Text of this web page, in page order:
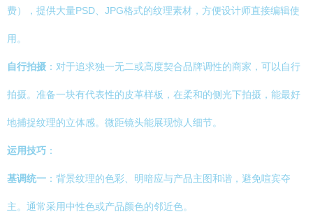
费），提供大量PSD、JPG格式的纹理素材，方便设计师直接编辑使
用。
自行拍摄 ：对于追求独一无二或高度契合品牌调性的商家，可以自行
拍摄。准备一块有代表性的皮革样板，在柔和的侧光下拍摄，能最好
地捕捉纹理的立体感。微距镜头能展现惊人细节。
运用技巧 ：
基调统一 ：背景纹理的色彩、明暗应与产品主图和谐，避免喧宾夺
主。通常采用中性色或产品颜色的邻近色。